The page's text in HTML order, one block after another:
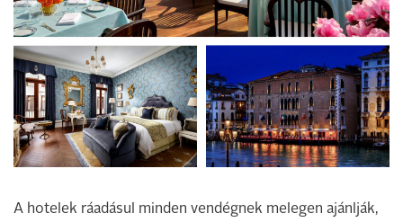
A hotelek ráadásul minden vendégnek melegen ajánlják,